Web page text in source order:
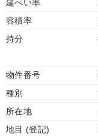
建ぺい率
容積率
持分
物件番号
種別
所在地
地目 (登記)